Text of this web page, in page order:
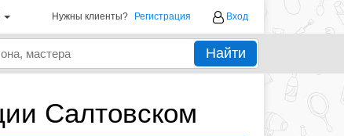
Нужны клиенты? Регистрация Вход
Найти
Салтовском